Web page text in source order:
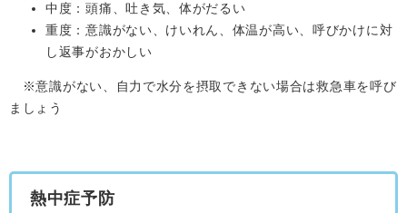
中度：頭痛、吐き気、体がだるい
重度：意識がない、けいれん、体温が高い、呼びかけに対
し返事がおかしい
※意識がない、自力で水分を摂取できない場合は救急車を呼び
ましょう
熱中症予防